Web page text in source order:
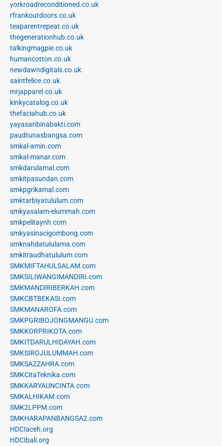
yorkroadreconditioned.co.uk
rfrankoutdoors.co.uk
teaparentrepeat.co.uk
thegenerationhub.co.uk
talkingmagpie.co.uk
humancotton.co.uk
newdawndigitals.co.uk
saintfelice.co.uk
mrjapparel.co.uk
kinkycatalog.co.uk
thefaciahub.co.uk
yayasanbinabakti.com
paudtunasbangsa.com
smkal-amin.com
smkal-manar.com
smkdarulamal.com
smkitpasundan.com
smkpgrikamal.com
smktarbiyatululum.com
smkyasalam-elummah.com
smkpelitaynh.com
smkyasinacigombong.com
smknahdatululama.com
smkitraudhatululum.com
SMKMIFTAHULSALAM.com
SMKSILIWANGIMANDIRI.com
SMKMANDIRIBERKAH.com
SMKCBTBEKASI.com
SMKMANAROFA.com
SMKPGRIBOJONGMANGU.com
SMKKORPRIKOTA.com
SMKITDARULHIDAYAH.com
SMKSIROJULUMMAH.com
SMKSAZZAHRA.com
SMKCitaTeknika.com
SMKKARYAUNCINTA.com
SMKALHIKAM.com
SMK2LPPM.com
SMKHARAPANBANGSA2.com
HDCIaceh.org
HDCIbali.org